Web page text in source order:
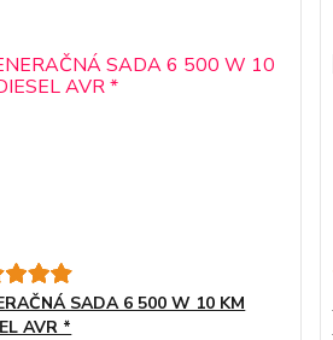
SADA 6 500 W 10 KM
AVR *